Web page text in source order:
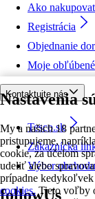
Nastavenia
My a našich 18
pristupujeme,
cookie, za účelom
udeliť alebo
prípadne
cookies. Tieto voľby
Ako
Registrácia
Objednanie
Moje obľúbené
Kontaktujte nás
Tesco.sk
Zákaznícka
Výber obchodu
followUs